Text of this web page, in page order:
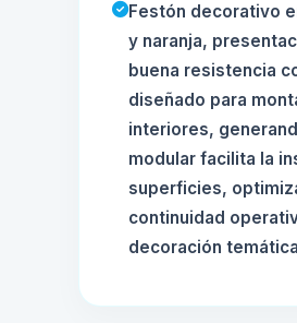
Festón decorativo
y naranja,
buena resistencia
diseñado para
interiores,
modular facilita la
superficies,
continuidad
decoración